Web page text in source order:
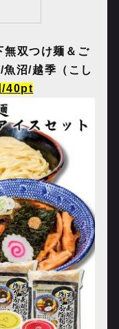
無双つけ麺＆ご
魚沼/越季（こし
/40pt